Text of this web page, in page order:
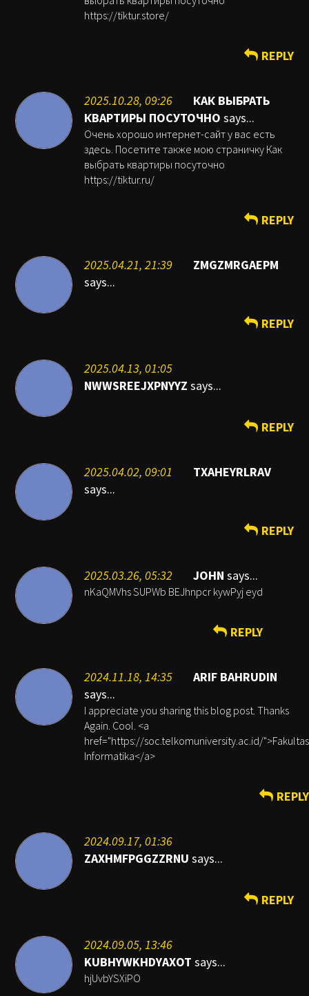
https://tiktur.store/
REPLY
2025.10.28, 09:26
КАК ВЫБРАТЬ
КВАРТИРЫ ПОСУТОЧНО says...
Очень хорошо интернет-сайт у вас есть
здесь. Посетите также мою страничку Как
выбрать квартиры посуточно
https://tiktur.ru/
REPLY
2025.04.21, 21:39
ZMGZMRGAEPM
says...
REPLY
2025.04.13, 01:05
NWWSREEJXPNYYZ says...
REPLY
2025.04.02, 09:01
TXAHEYRLRAV
says...
REPLY
2025.03.26, 05:32 JOHN says...
nKaQMVhs SUPWb BEJhnpcr kywPyj eyd
REPLY
2024.11.18, 14:35
ARIF BAHRUDIN
says...
I appreciate you sharing this blog post. Thanks
Again. Cool. <a
href="https://soc.telkomuniversity.ac.id/">Fakultas
Informatika</a>
REPLY
2024.09.17, 01:36
ZAXHMFPGGZZRNU says...
REPLY
2024.09.05, 13:46
KUBHYWKHDYAXOT says...
hjUvbYSXiPO